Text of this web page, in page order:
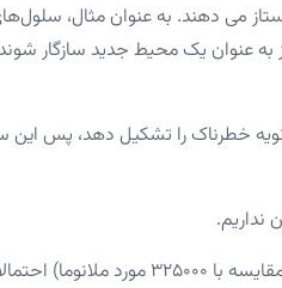
می دهند. به عنوان مثال،
عنوان یک محیط جدید سازگار شوند
خطرناک را تشکیل دهد، پس
نداریم.
با این حال، ما می‌دانیم که آمار رسمی فعلی ۱.۲